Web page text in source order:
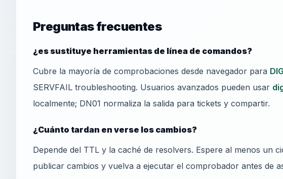
Preguntas frecuentes
¿es sustituye herramientas de línea de comandos?
Cubre la mayoría de comprobaciones desde navegador para DIG
SERVFAIL troubleshooting. Usuarios avanzados pueden usar
localmente; DN01 normaliza la salida para tickets y compartir.
¿Cuánto tardan en verse los cambios?
Depende del TTL y la caché de resolvers. Espere al menos un
publicar cambios y vuelva a ejecutar el comprobador antes de